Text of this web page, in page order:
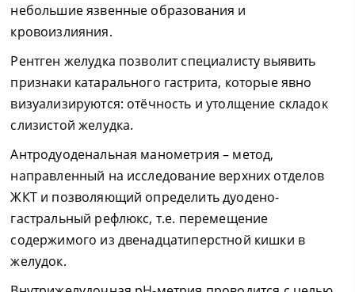
небольшие язвенные образования и
кровоизлияния.
Рентген желудка позволит специалисту выявить
признаки катарального гастрита, которые явно
визуализируются: отёчность и утолщение складок
слизистой желудка.
Антродуоденальная манометрия – метод,
направленный на исследование верхних отделов
ЖКТ и позволяющий определить дуодено-
гастральный рефлюкс, т.е. перемещение
содержимого из двенадцатиперстной кишки в
желудок.